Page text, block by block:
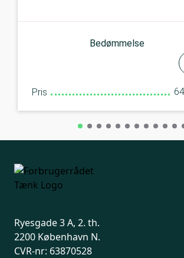
Bedømmelse
Pris
Ryesgade 3 A, 2. th.
2200 København N.
CVR-nr: 63870528